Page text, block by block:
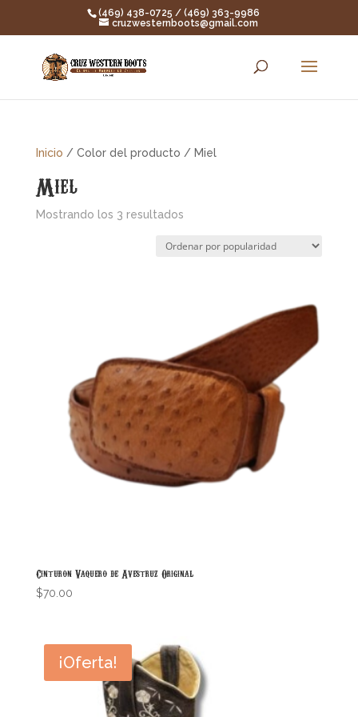
(469) 438-0725 / (469) 363-9986
cruzwesternboots@gmail.com
Inicio / Color del producto / Miel
Miel
Mostrando los 3 resultadosOrdenado
popularidad
Cinturon Vaquero de Avestruz Original
$70.00
¡Oferta!